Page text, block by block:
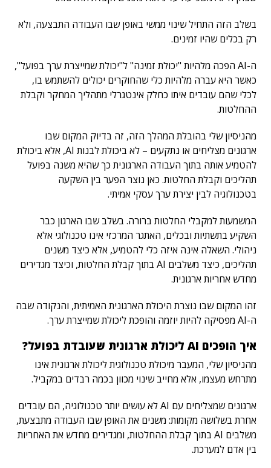
בשלב הזה התחיל שינוי ממשי באופן שבו העבודה התבצעה, ולא
רק בכלים שהיו זמינים.
ה-AI הפכה מלהיות "יכולת זמינה" ל"יכולת שמייצרת ערך בפועל",
כאשר היא עברה מלהיות כלי שהחוקרים יכולים להשתמש בו,
לכלי שהם עובדים איתו כחלק אינטגרלי מתהליך המחקר וקבלת
ההחלטות.
מהניסיון שלי בהובלת המהלך הזה, זה בדיוק המקום שבו
ארגונים מצליחים או נתקעים – לא ביכולת לבנות AI, אלא ביכולת
להטמיע אותה בתוך העבודה הארגונית כך שהיא משנה בפועל
תהליכים וקבלת החלטות. כאן נוצר הפער בין השקעה
בטכנולוגיה לבין יצירת ערך עסקי אמיתי.
המשמעות למקבלי החלטות ברורה. בשלב שבו הארגון כבר
השקיע בתשתיות ובכלים, האתגר המרכזי אינו טכנולוגי אלא
ניהולי. השאלה אינה איזה כלי להטמיע, אלא כיצד משנים
תהליכים, כיצד משלבים AI בתוך קבלת החלטות, וכיצד מגדירים
מחדש אחריות ארגונית.
זהו המקום שבו נוצרת היכולת הארגונית האמיתית, והנקודה שבה
ה-AI מפסיקה להיות יוזמה והופכת ליכולת שמייצרת ערך.
איך הופכים AI ליכולת ארגונית שעובדת בפועל?
מהניסיון שלי, המעבר מיכולת טכנולוגית ליכולת ארגונית אינו
מתרחש מעצמו, אלא מחייב שינוי מכוון בכמה רבדים במקביל.
ארגונים שמצליחים עם AI לא עושים יותר טכנולוגיה, הם עובדים
אחרת בשלושה מקומות: משנים את האופן שבו העבודה מתבצעת,
משלבים AI בתוך קבלת ההחלטות, ומגדירים מחדש את האחריות
בין אדם למערכת.